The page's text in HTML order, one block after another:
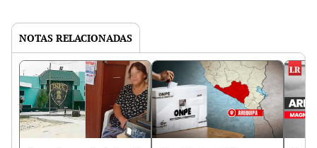
NOTAS RELACIONADAS